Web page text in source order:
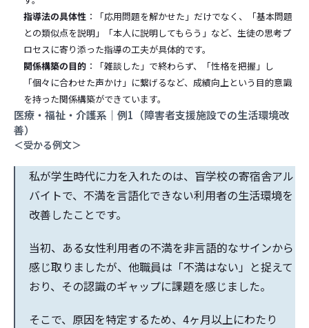
指導法の具体性 ：「応用問題を解かせた」だけでなく、「基本問題
との類似点を説明」「本人に説明してもらう」など、生徒の思考プ
ロセスに寄り添った指導の工夫が具体的です。
関係構築の目的 ：「雑談した」で終わらず、「性格を把握」し
「個々に合わせた声かけ」に繋げるなど、成績向上という目的意識
を持った関係構築ができています。
医療・福祉・介護系｜例1（障害者支援施設での生活環境改
善）
＜受かる例文＞
私が学生時代に力を入れたのは、盲学校の寄宿舎アル
バイトで、不満を言語化できない利用者の生活環境を
改善したことです。
当初、ある女性利用者の不満を非言語的なサインから
感じ取りましたが、他職員は「不満はない」と捉えて
おり、その認識のギャップに課題を感じました。
そこで、原因を特定するため、4ヶ月以上にわたり